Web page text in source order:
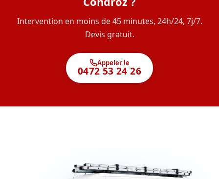
Intervention en moins de 45 minutes, 24h/24, 7j/7.
Devis gratuit.
Appeler le
0472 53 24 26